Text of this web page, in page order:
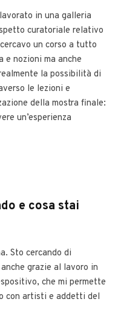
in una galleria
curatoriale relativo
un corso a tutto
nozioni ma anche
la possibilità di
le lezioni e
della mostra finale:
un’esperienza
e cosa stai
Sto cercando di
grazie al lavoro in
che mi permette
con artisti e addetti del